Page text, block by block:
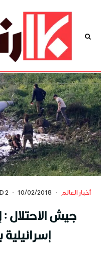
أخبار العالم ·
10/02/2018
·
2 MIN READ
جيش الاحتلال